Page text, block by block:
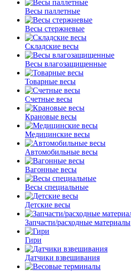
Весы паллетные
Весы стержневые
Складские весы
Весы влагозащищенные
Товарные весы
Счетные весы
Крановые весы
Медицинские весы
Автомобильные весы
Вагонные весы
Весы специальные
Детские весы
Запчасти/расходные материалы
Гири
Датчики взвешивания